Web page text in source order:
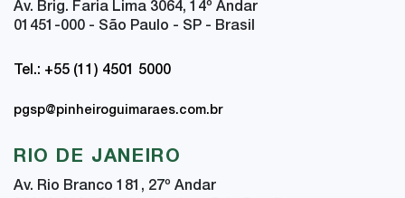
Av. Brig. Faria Lima 3064, 14º Andar
01451-000 - São Paulo - SP - Brasil
Tel.: +55 (11) 4501 5000
pgsp@pinheiroguimaraes.com.br
RIO DE JANEIRO
Av. Rio Branco 181, 27º Andar